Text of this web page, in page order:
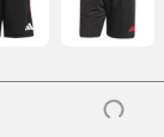
at logge ind eller